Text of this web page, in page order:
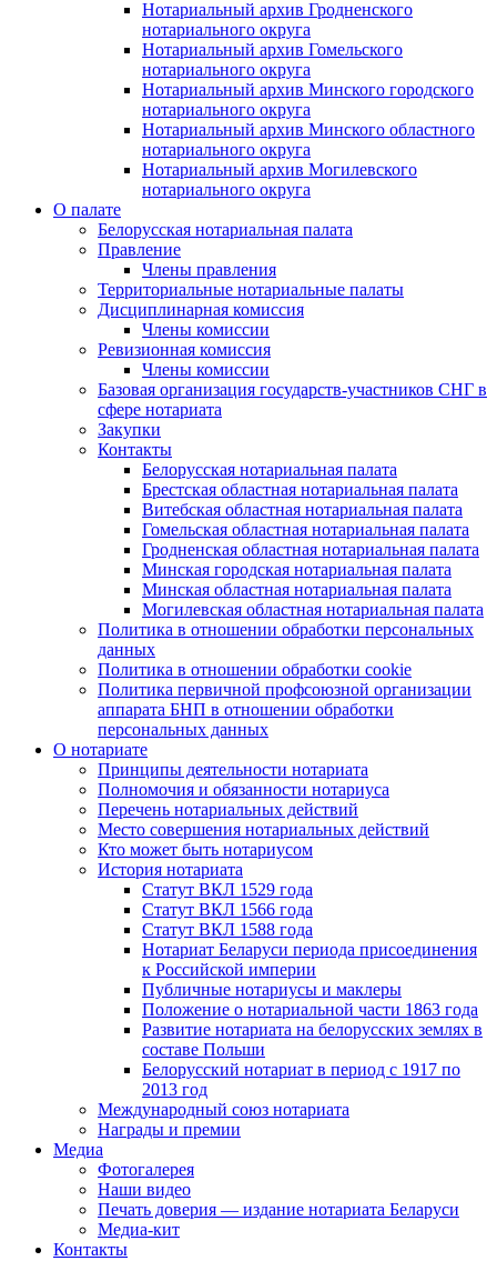
Нотариальный архив Гродненского
нотариального округа
Нотариальный архив Гомельского
нотариального округа
Нотариальный архив Минского городского
нотариального округа
Нотариальный архив Минского областного
нотариального округа
Нотариальный архив Могилевского
нотариального округа
О палате
Белорусская нотариальная палата
Правление
Члены правления
Территориальные нотариальные палаты
Дисциплинарная комиссия
Члены комиссии
Ревизионная комиссия
Члены комиссии
Базовая организация государств-участников СНГ в
сфере нотариата
Закупки
Контакты
Белорусская нотариальная палата
Брестская областная нотариальная палата
Витебская областная нотариальная палата
Гомельская областная нотариальная палата
Гродненская областная нотариальная палата
Минская городская нотариальная палата
Минская областная нотариальная палата
Могилевская областная нотариальная палата
Политика в отношении обработки персональных
данных
Политика в отношении обработки cookie
Политика первичной профсоюзной организации
аппарата БНП в отношении обработки
персональных данных
О нотариате
Принципы деятельности нотариата
Полномочия и обязанности нотариуса
Перечень нотариальных действий
Место совершения нотариальных действий
Кто может быть нотариусом
История нотариата
Статут ВКЛ 1529 года
Статут ВКЛ 1566 года
Статут ВКЛ 1588 года
Нотариат Беларуси периода присоединения
к Российской империи
Публичные нотариусы и маклеры
Положение о нотариальной части 1863 года
Развитие нотариата на белорусских землях в
составе Польши
Белорусский нотариат в период с 1917 по
2013 год
Международный союз нотариата
Награды и премии
Медиа
Фотогалерея
Наши видео
Печать доверия — издание нотариата Беларуси
Медиа-кит
Контакты